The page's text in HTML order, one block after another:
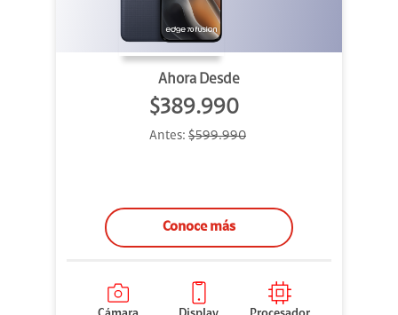
Ahora Desde
$389.990
Antes: $599.990
Conoce más